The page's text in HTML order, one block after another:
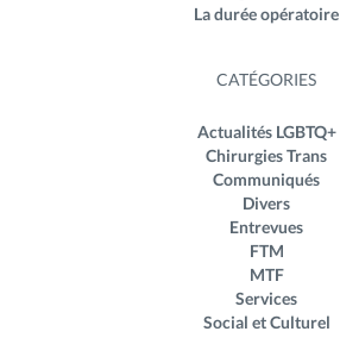
La durée opératoire
CATÉGORIES
Actualités LGBTQ+
Chirurgies Trans
Communiqués
Divers
Entrevues
FTM
MTF
Services
Social et Culturel